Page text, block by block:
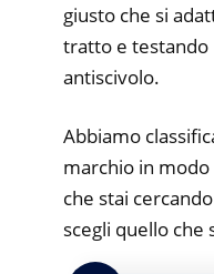
giusto che si
tratto e testando
antiscivolo.
Abbiamo
marchio in
che stai
scegli quello che